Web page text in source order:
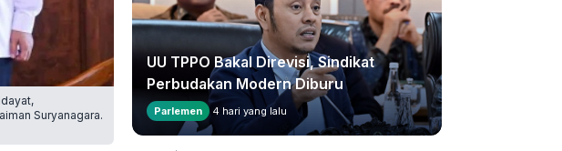
Suryanagara.
UU TPPO Bakal Direvisi, Sindikat
Perbudakan Modern Diburu
Parlemen 4 hari yang lalu